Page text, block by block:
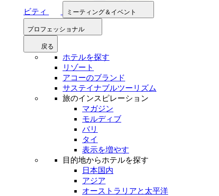
ビティ
ミーティング＆イベント
プロフェッショナル
戻る
ホテルを探す
リゾート
アコーのブランド
サステイナブルツーリズム
旅のインスピレーション
マガジン
モルディブ
バリ
タイ
表示を増やす
目的地からホテルを探す
日本国内
アジア
オーストラリアと太平洋